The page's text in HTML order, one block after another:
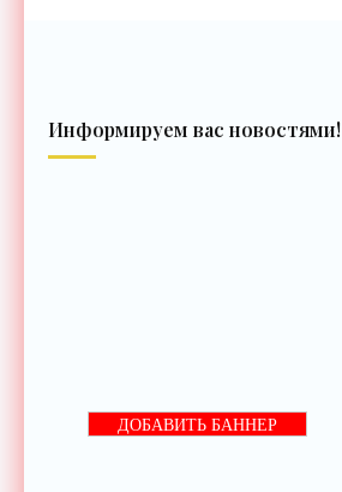
Информируем вас новостями!
ДОБАВИТЬ БАННЕР